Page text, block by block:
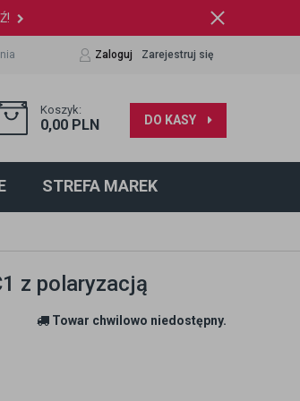
Zaloguj Zarejestruj się
Koszyk:
0,00 PLN DO KASY
STREFA MAREK
z polaryzacją
Towar chwilowo niedostępny.